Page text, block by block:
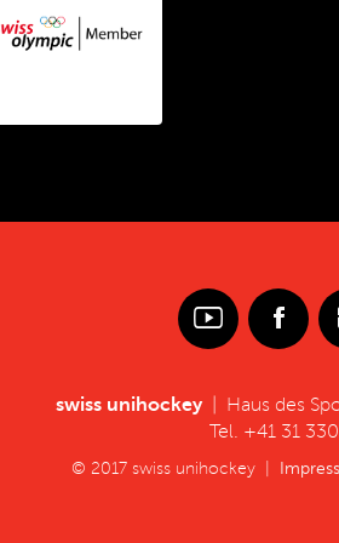
swiss unihockey| Haus des
Tel. +41 31
© 2017 swiss unihockey |